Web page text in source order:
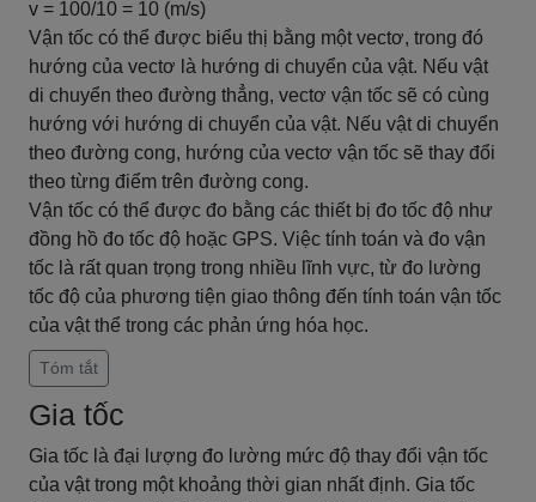
v = 100/10 = 10 (m/s)
Vận tốc có thể được biểu thị bằng một vectơ, trong đó
hướng của vectơ là hướng di chuyển của vật. Nếu vật
di chuyển theo đường thẳng, vectơ vận tốc sẽ có cùng
hướng với hướng di chuyển của vật. Nếu vật di chuyển
theo đường cong, hướng của vectơ vận tốc sẽ thay đổi
theo từng điểm trên đường cong.
Vận tốc có thể được đo bằng các thiết bị đo tốc độ như
đồng hồ đo tốc độ hoặc GPS. Việc tính toán và đo vận
tốc là rất quan trọng trong nhiều lĩnh vực, từ đo lường
tốc độ của phương tiện giao thông đến tính toán vận tốc
của vật thể trong các phản ứng hóa học.
Tóm tắt
Gia tốc
Gia tốc là đại lượng đo lường mức độ thay đổi vận tốc
của vật trong một khoảng thời gian nhất định. Gia tốc